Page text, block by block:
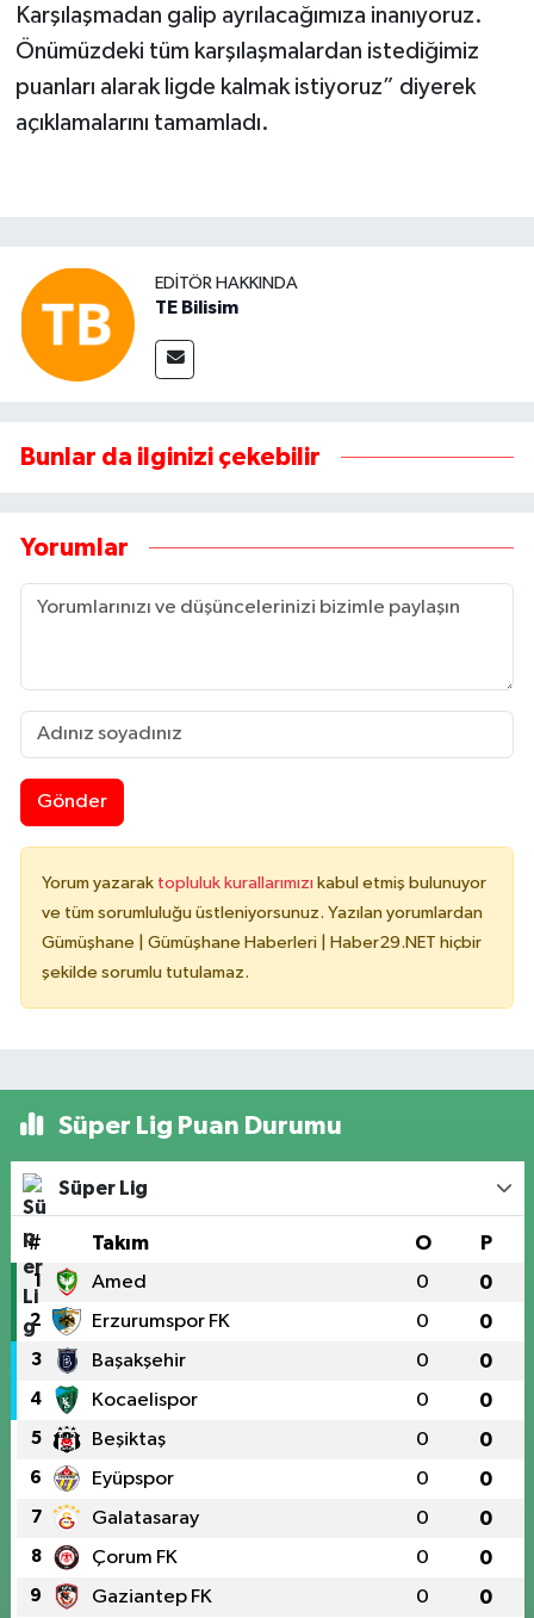
Karşılaşmadan galip ayrılacağımıza inanıyoruz.
Önümüzdeki tüm karşılaşmalardan istediğimiz
puanları alarak ligde kalmak istiyoruz” diyerek
açıklamalarını tamamladı.
EDITÖR HAKKINDA
TE Bilisim
Bunlar da ilginizi çekebilir
Yorumlar
Gönder
Yorum yazarak topluluk kurallarımızı kabul etmiş bulunuyor
ve tüm sorumluluğu üstleniyorsunuz. Yazılan yorumlardan
Gümüşhane | Gümüşhane Haberleri | Haber29.NET hiçbir
şekilde sorumlu tutulamaz.
Süper Lig Puan Durumu
Süper Lig
# Takım O P
1 Amed 0 0
2 Erzurumspor FK 0 0
3 Başakşehir 0 0
4 Kocaelispor 0 0
5 Beşiktaş 0 0
6 Eyüpspor 0 0
7 Galatasaray 0 0
8 Çorum FK 0 0
9 Gaziantep FK 0 0